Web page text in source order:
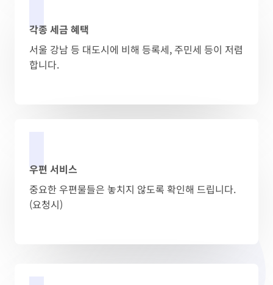
각종 세금 혜택
서울 강남 등 대도시에 비해 등록세, 주민세 등이 저렴
합니다.
우편 서비스
중요한 우편물들은 놓치지 않도록 확인해 드립니다.
(요청시)